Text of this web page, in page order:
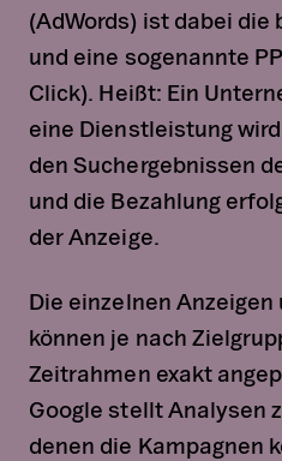
(AdWords) ist dabei
und eine sogenannte
Click). Heißt: Ein
eine Dienstleistung
den Suchergebnissen
und die Bezahlung
der Anzeige.
Die einzelnen Anzeigen
können je nach
Zeitrahmen exakt
Google stellt Analysen
denen die Kampagnen